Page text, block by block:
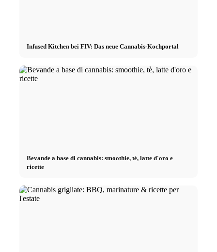
Infused Kitchen bei FIV: Das neue Cannabis-Kochportal
Bevande a base di cannabis: smoothie, tè, latte d'oro e
ricette